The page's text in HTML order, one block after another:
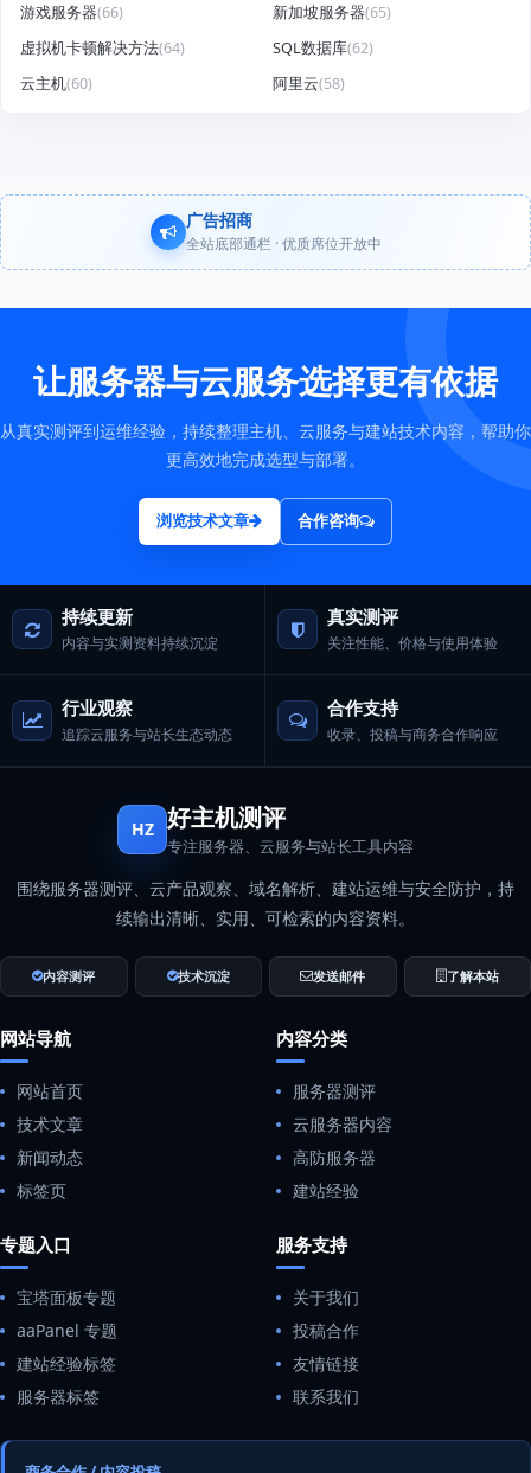
游戏服务器(66) 新加坡服务器(65)
虚拟机卡顿解决方法(64) SQL数据库(62)
云主机(60) 阿里云(58)
广告招商
全站底部通栏 · 优质席位开放中
让服务器与云服务选择更有依据
从真实测评到运维经验，持续整理主机、云服务与建站技术内容，帮助你
更高效地完成选型与部署。
浏览技术文章 合作咨询
持续更新
内容与实测资料持续沉淀
真实测评
关注性能、价格与使用体验
行业观察
追踪云服务与站长生态动态
合作支持
收录、投稿与商务合作响应
HZ 好主机测评
专注服务器、云服务与站长工具内容
围绕服务器测评、云产品观察、域名解析、建站运维与安全防护，持
续输出清晰、实用、可检索的内容资料。
内容测评 技术沉淀 发送邮件 了解本站
网站导航
网站首页
技术文章
新闻动态
标签页
内容分类
服务器测评
云服务器内容
高防服务器
建站经验
专题入口
宝塔面板专题
aaPanel 专题
建站经验标签
服务器标签
服务支持
关于我们
投稿合作
友情链接
联系我们